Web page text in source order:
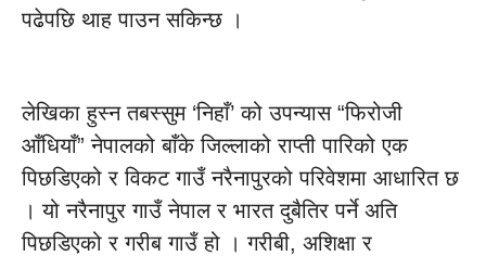
पढेपछि थाह पाउन सकिन्छ ।
लेखिका हुस्न तबस्सुम ‘निहाँ’ को उपन्यास “फिरोजी
आँधियाँ” नेपालको बाँके जिल्लाको राप्ती पारिको एक
पिछडिएको र विकट गाउँ नरैनापुरको परिवेशमा आधारित छ
। यो नरैनापुर गाउँ नेपाल र भारत दुबैतिर पर्ने अति
पिछडिएको र गरीब गाउँ हो । गरीबी, अशिक्षा र